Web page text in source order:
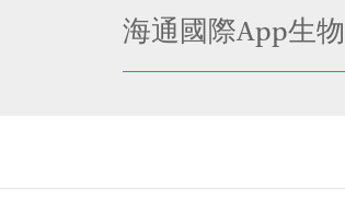
海通國際App生